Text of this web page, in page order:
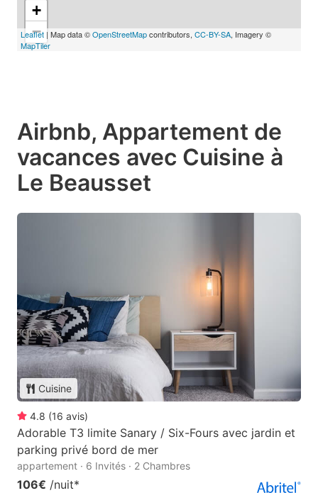
+
−
Leaflet | Map data ©OpenStreetMapcontributors, CC-BY-SA, Imagery ©
MapTiler
Airbnb, Appartement de
vacances avec Cuisine à
Le Beausset
Cuisine
4.8 (16 avis)
Adorable T3 limite Sanary / Six-Fours avec jardin et
parking privé bord de mer
appartement · 6 Invités · 2 Chambres
106€ /nuit*